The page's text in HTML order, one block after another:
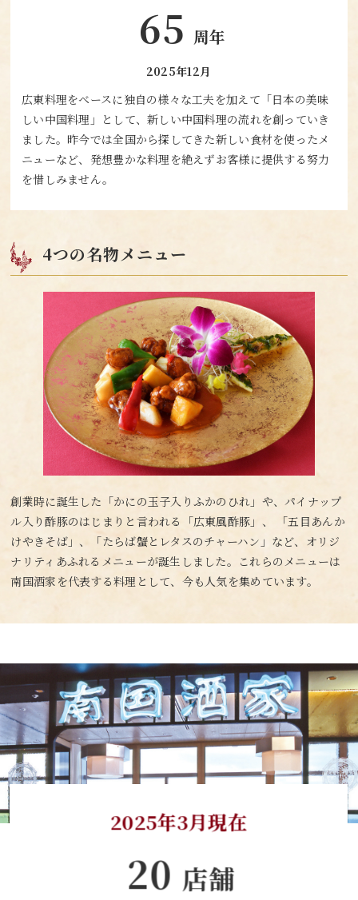
65 周年
2025年12月
広東料理をベースに独自の様々な工夫を加えて「日本の美味
しい中国料理」として、新しい中国料理の流れを創っていき
ました。昨今では全国から探してきた新しい食材を使ったメ
ニューなど、発想豊かな料理を絶えずお客様に提供する努力
を惜しみません。
4つの名物メニュー
創業時に誕生した「かにの玉子入りふかのひれ」や、パイナップ
ル入り酢豚のはじまりと言われる「広東風酢豚」、 「五目あんか
けやきそば」、「たらば蟹とレタスのチャーハン」など、オリジ
ナリティあふれるメニューが誕生しました。これらのメニューは
南国酒家を代表する料理として、今も人気を集めています。
2025年3月現在
20 店舗